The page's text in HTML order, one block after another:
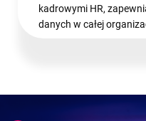
kadrowymi HR,
danych w całej